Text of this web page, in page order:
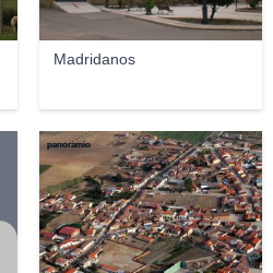
Madridanos
panoramio